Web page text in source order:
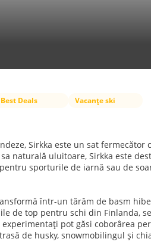
Best Deals Vacanțe ski
Sirkka este un sat
naturală uluitoare, Sirkka este
sporturile de iarnă sau de
într-un tărâm de basm
de top pentru schi din Finlanda,
pot găsi coborârea
de husky, snowmobilingul și